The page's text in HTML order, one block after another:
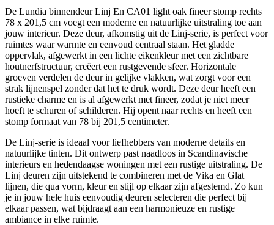
De Lundia binnendeur Linj En CA01 light oak fineer stomp rechts
78 x 201,5 cm voegt een moderne en natuurlijke uitstraling toe aan
jouw interieur. Deze deur, afkomstig uit de Linj-serie, is perfect voor
ruimtes waar warmte en eenvoud centraal staan. Het gladde
oppervlak, afgewerkt in een lichte eikenkleur met een zichtbare
houtnerfstructuur, creëert een rustgevende sfeer. Horizontale
groeven verdelen de deur in gelijke vlakken, wat zorgt voor een
strak lijnenspel zonder dat het te druk wordt. Deze deur heeft een
rustieke charme en is al afgewerkt met fineer, zodat je niet meer
hoeft te schuren of schilderen. Hij opent naar rechts en heeft een
stomp formaat van 78 bij 201,5 centimeter.
De Linj-serie is ideaal voor liefhebbers van moderne details en
natuurlijke tinten. Dit ontwerp past naadloos in Scandinavische
interieurs en hedendaagse woningen met een rustige uitstraling. De
Linj deuren zijn uitstekend te combineren met de Vika en Glat
lijnen, die qua vorm, kleur en stijl op elkaar zijn afgestemd. Zo kun
je in jouw hele huis eenvoudig deuren selecteren die perfect bij
elkaar passen, wat bijdraagt aan een harmonieuze en rustige
ambiance in elke ruimte.